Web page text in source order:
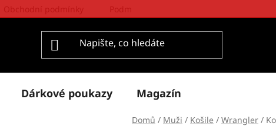
Dárkové poukazy Magazín
Domů / Muži / Košile / Wrangler /